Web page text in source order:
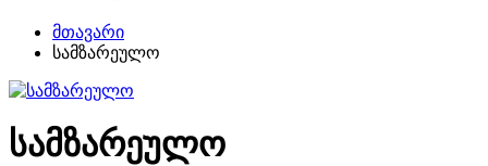
მთავარი
სამზარეულო
სამზარეულო